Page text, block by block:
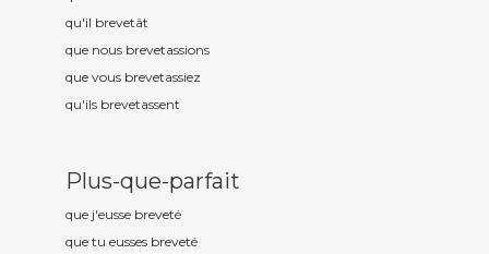
qu'il brevetât
que nous brevetassions
que vous brevetassiez
qu'ils brevetassent
Plus-que-parfait
que j'eusse breveté
que tu eusses breveté